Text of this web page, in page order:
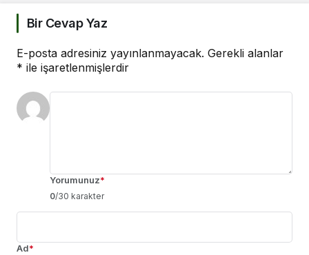
Bir Cevap Yaz
E-posta adresiniz yayınlanmayacak. Gerekli alanlar
* ile işaretlenmişlerdir
Yorumunuz*
0/30 karakter
Ad*